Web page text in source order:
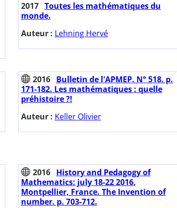
2017 Toutes les mathématiques du
monde.
Auteur : Lehning Hervé
2016
Bulletin de l'APMEP. N° 518. p.
171-182. Les mathématiques : quelle
préhistoire ?!
Auteur : Keller Olivier
2016
History and Pedagogy of
Mathematics: july 18-22 2016,
Montpellier, France. The Invention of
number. p. 703-712.